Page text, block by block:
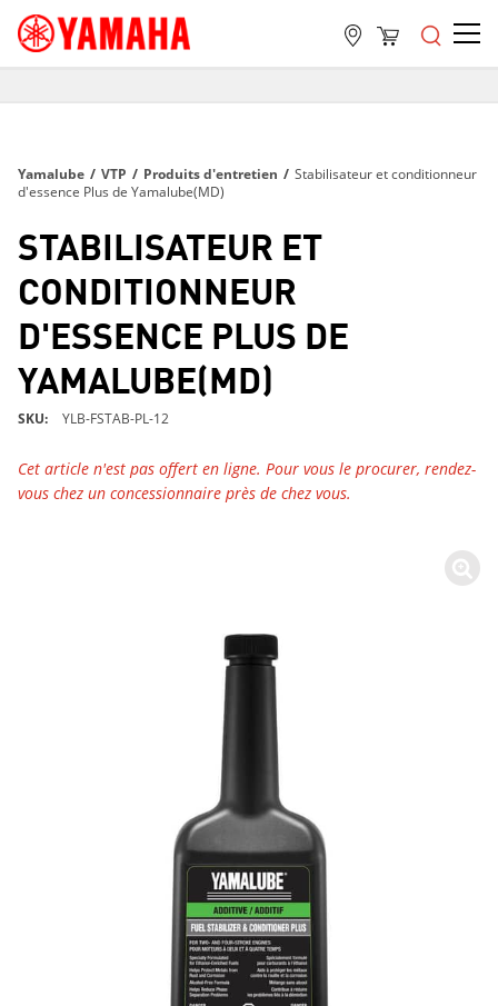
SUR TOUTES LES COMMANDES DE PLUS DE 99 $
SUR TOUTES LES COMMANDES DE PLUS DE 99 $
Yamalube / VTP / Produits d'entretien / Stabilisateur et conditionneur
d'essence Plus de Yamalube(MD)
STABILISATEUR ET
CONDITIONNEUR
D'ESSENCE PLUS DE
YAMALUBE(MD)
SKU YLB-FSTAB-PL-12
Cet article n'est pas offert en ligne. Pour vous le procurer, rendez-
vous chez un concessionnaire près de chez vous.